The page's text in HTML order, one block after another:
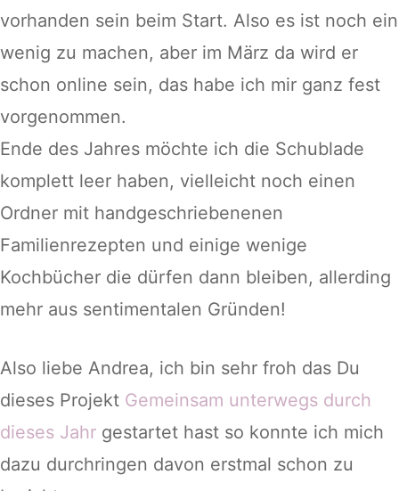
vorhanden sein beim Start. Also es ist noch ein
wenig zu machen, aber im März da wird er
schon online sein, das habe ich mir ganz fest
vorgenommen.
Ende des Jahres möchte ich die Schublade
komplett leer haben, vielleicht noch einen
Ordner mit handgeschriebenenen
Familienrezepten und einige wenige
Kochbücher die dürfen dann bleiben, allerding
mehr aus sentimentalen Gründen!
Also liebe Andrea, ich bin sehr froh das Du
dieses Projekt Gemeinsam unterwegs durch
dieses Jahr gestartet hast so konnte ich mich
dazu durchringen davon erstmal schon zu